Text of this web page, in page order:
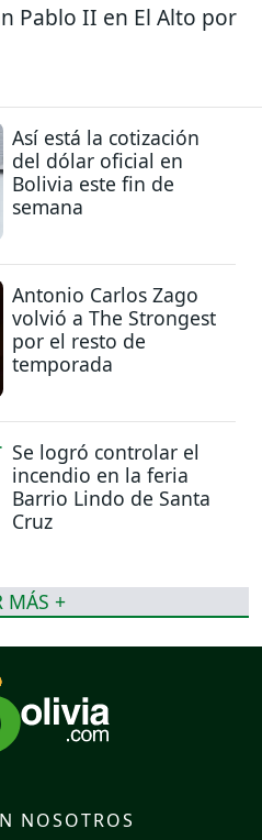
Pablo II en El Alto por
Así está la cotización
del dólar oficial en
Bolivia este fin de
semana
Antonio Carlos Zago
volvió a The Strongest
por el resto de
temporada
Se logró controlar el
incendio en la feria
Barrio Lindo de Santa
Cruz
MÁS +
NOSOTROS